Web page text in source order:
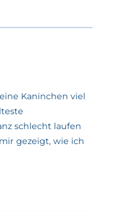
Kaninchen viel
schlecht laufen
gezeigt, wie ich